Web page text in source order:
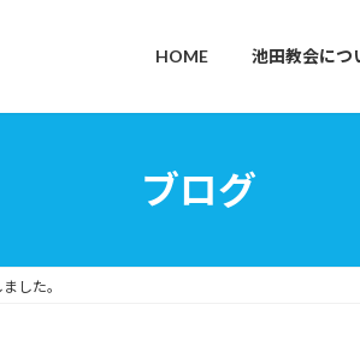
HOME 池田教会につ
ブログ
した。